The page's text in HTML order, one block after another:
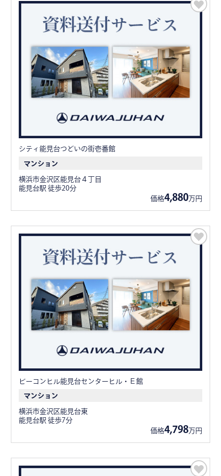
シティ能見台つどいの街壱番館
マンション
横浜市金沢区能見台４丁目
能見台駅 徒歩20分
価格4,880万円
ビーコンヒル能見台センターヒル・Ｅ館
マンション
横浜市金沢区能見台東
能見台駅 徒歩7分
価格4,798万円